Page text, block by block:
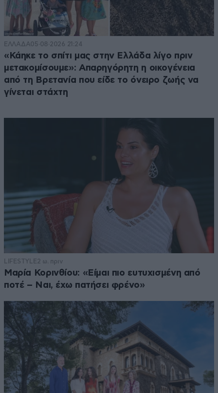
ΕΛΛΑΔΑ05·08·2026 21:24
«Κάηκε το σπίτι μας στην Ελλάδα λίγο πριν
μετακομίσουμε»: Απαρηγόρητη η οικογένεια
από τη Βρετανία που είδε το όνειρο ζωής να
γίνεται στάχτη
LIFESTYLE2 ω. πριν
Μαρία Κορινθίου: «Είμαι πιο ευτυχισμένη από
ποτέ – Ναι, έχω πατήσει φρένο»